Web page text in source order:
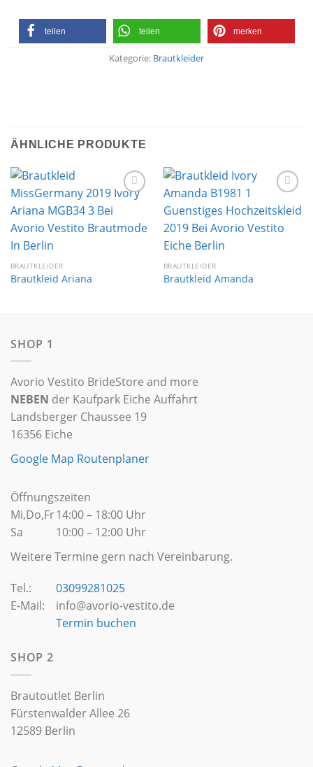
teilen teilen merken
Kategorie: Brautkleider
ÄHNLICHE PRODUKTE
Wunschliste
BRAUTKLEIDER
Brautkleid Ariana
Wunschliste
BRAUTKLEIDER
Brautkleid Amanda
SHOP 1
Avorio Vestito BrideStore and more
NEBEN der Kaufpark Eiche Auffahrt
Landsberger Chaussee 19
16356 Eiche
Google Map Routenplaner
Öffnungszeiten
Mi,Do,Fr
Sa
14:00 – 18:00 Uhr
10:00 – 12:00 Uhr
Weitere Termine gern nach Vereinbarung.
Tel.:
E-Mail:
03099281025
info@avorio-vestito.de
Termin buchen
SHOP 2
Brautoutlet Berlin
Fürstenwalder Allee 26
12589 Berlin